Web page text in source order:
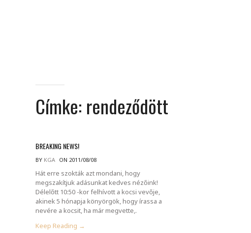
Címke: rendeződött
BREAKING NEWS!
BY KGA ON 2011/08/08
Hát erre szokták azt mondani, hogy
megszakítjuk adásunkat kedves nézőink!
Délelőtt 10:50 -kor felhívott a kocsi vevője,
akinek 5 hónapja könyörgök, hogy írassa a
nevére a kocsit, ha már megvette,.
Keep Reading →